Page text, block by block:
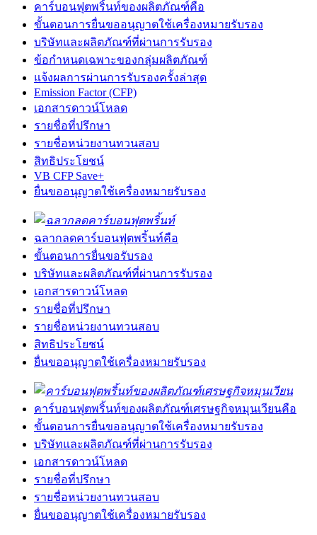
คาร์บอนฟุตพริ้นท์ของผลิตภัณฑ์คือ
ขั้นตอนการยื่นขออนุญาตใช้เครื่องหมายรับรอง
บริษัทและผลิตภัณฑ์ที่ผ่านการรับรอง
ข้อกำหนดเฉพาะของกลุ่มผลิตภัณฑ์
แจ้งผลการผ่านการรับรองครั้งล่าสุด
Emission Factor (CFP)
เอกสารดาวน์โหลด
รายชื่อที่ปรึกษา
รายชื่อหน่วยงานทวนสอบ
สิทธิประโยชน์
VB CFP Save+
ยื่นขออนุญาตใช้เครื่องหมายรับรอง
ฉลากลดคาร์บอนฟุตพริ้นท์คือ
ขั้นตอนการยื่นขอรับรอง
บริษัทและผลิตภัณฑ์ที่ผ่านการรับรอง
เอกสารดาวน์โหลด
รายชื่อที่ปรึกษา
รายชื่อหน่วยงานทวนสอบ
สิทธิประโยชน์
ยื่นขออนุญาตใช้เครื่องหมายรับรอง
คาร์บอนฟุตพริ้นท์ของผลิตภัณฑ์เศรษฐกิจหมุนเวียนคือ
ขั้นตอนการยื่นขออนุญาตใช้เครื่องหมายรับรอง
บริษัทและผลิตภัณฑ์ที่ผ่านการรับรอง
เอกสารดาวน์โหลด
รายชื่อที่ปรึกษา
รายชื่อหน่วยงานทวนสอบ
ยื่นขออนุญาตใช้เครื่องหมายรับรอง